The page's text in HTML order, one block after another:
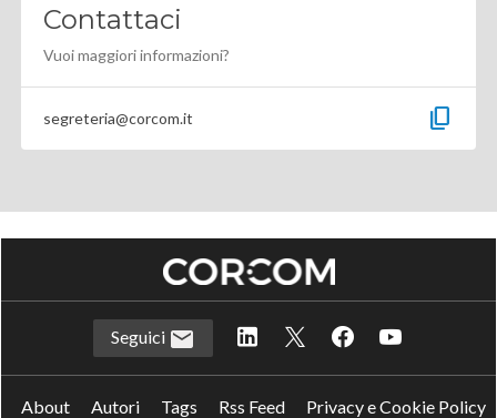
Contattaci
Vuoi maggiori informazioni?
segreteria@corcom.it content_copy
Seguici
About Autori Tags Rss Feed
Privacy e Cookie Policy